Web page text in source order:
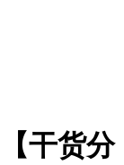
【干货分